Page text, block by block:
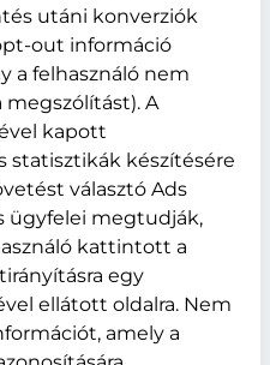
utáni konverziók
out információ
a felhasználó nem
megszólítást). A
kapott
statisztikák készítésére
választó Ads
ügyfelei megtudják,
kattintott a
egy
ellátott oldalra. Nem
amely a